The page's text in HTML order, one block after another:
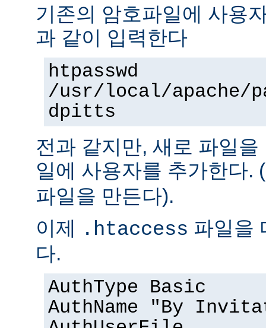
기존의 암호파일에 사용
과 같이 입력한다
htpasswd
/usr/local/apache/
dpitts
전과 같지만, 새로 파일
일에 사용자를 추가한다. (
파일을 만든다).
이제 .htaccess 파일을
다.
AuthType Basic
AuthName "By